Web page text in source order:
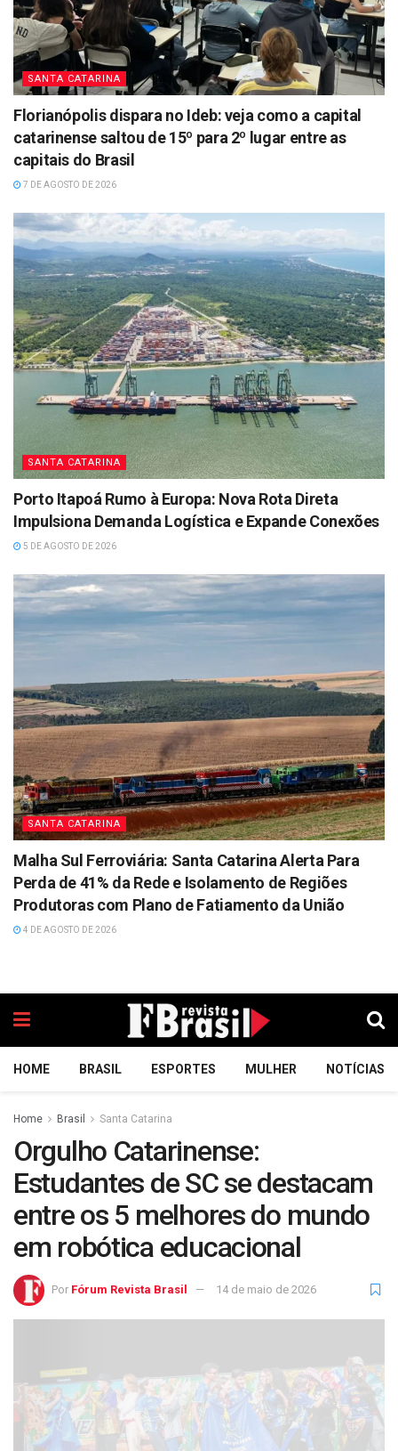
SANTA CATARINA
Florianópolis dispara no Ideb: veja como a capital
catarinense saltou de 15º para 2º lugar entre as
capitais do Brasil
7 DE AGOSTO DE 2026
SANTA CATARINA
Porto Itapoá Rumo à Europa: Nova Rota Direta
Impulsiona Demanda Logística e Expande Conexões
5 DE AGOSTO DE 2026
SANTA CATARINA
Malha Sul Ferroviária: Santa Catarina Alerta Para
Perda de 41% da Rede e Isolamento de Regiões
Produtoras com Plano de Fatiamento da União
4 DE AGOSTO DE 2026
HOME BRASIL ESPORTES MULHER NOTÍCIAS
Home Brasil Santa Catarina
Orgulho Catarinense:
Estudantes de SC se destacam
entre os 5 melhores do mundo
em robótica educacional
Por Fórum Revista Brasil 14 de maio de 2026